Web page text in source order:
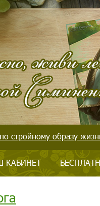
стройному образу
КАБИНЕТ